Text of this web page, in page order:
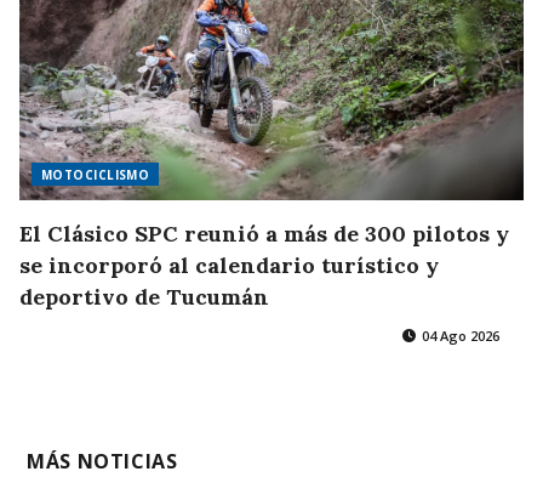
MOTOCICLISMO
El Clásico SPC reunió a más de 300 pilotos y
se incorporó al calendario turístico y
deportivo de Tucumán
04 Ago 2026
MÁS NOTICIAS